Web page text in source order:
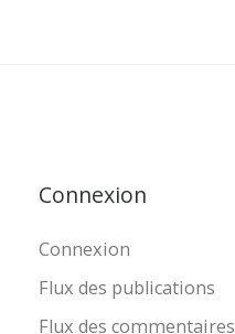
Connexion
Connexion
Flux des publications
Flux des commentaires